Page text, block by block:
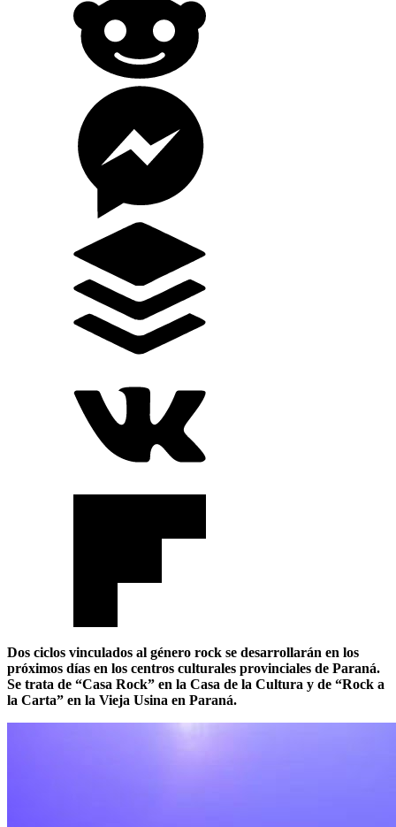
Dos ciclos vinculados al género rock se desarrollarán en los
próximos días en los centros culturales provinciales de Paraná.
Se trata de “Casa Rock” en la Casa de la Cultura y de “Rock a
la Carta” en la Vieja Usina en Paraná.